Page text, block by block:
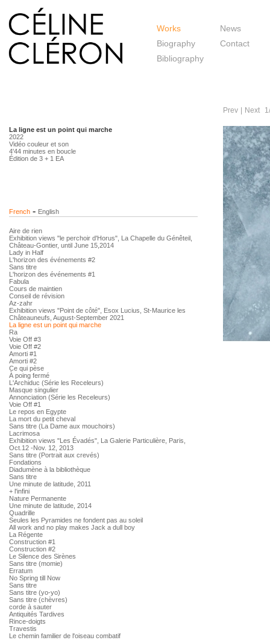
Works
News
Biography
Contact
Bibliography
La ligne est un point qui marche
2022
Vidéo couleur et son
4'44 minutes en boucle
Édition de 3 + 1 EA
French - English
Aire de rien
Exhibition views "le perchoir d'Horus", La Chapelle du Génêteil,
Château-Gontier, until June 15,2014
Lady in Half
L'horizon des événements #2
Sans titre
L'horizon des événements #1
Fabula
Cours de maintien
Conseil de révision
Az-zahr
Exhibition views "Point de côté", Esox Lucius, St-Maurice les
Châteauneufs, August-September 2021
La ligne est un point qui marche
Ra
Voie Off #3
Voie Off #2
Amorti #1
Amorti #2
Ce qui pèse
À poing fermé
L'Archiduc (Série les Receleurs)
Masque singulier
Annonciation (Série les Receleurs)
Voie Off #1
Le repos en Egypte
La mort du petit cheval
Sans titre (La Dame aux mouchoirs)
Lacrimosa
Exhibition views "Les Évadés", La Galerie Particulière, Paris,
Oct.12 -Nov. 12, 2013
Sans titre (Portrait aux crevés)
Fondations
Diadumène à la bibliothèque
Sans titre
Une minute de latitude, 2011
+ l'infini
Nature Permanente
Une minute de latitude, 2014
Quadrille
Seules les Pyramides ne fondent pas au soleil
All work and no play makes Jack a dull boy
La Régente
Construction #1
Construction #2
Le Silence des Sirènes
Sans titre (momie)
Erratum
No Spring till Now
Sans titre
Sans titre (yo-yo)
Sans titre (chèvres)
corde à sauter
Antiquités Tardives
Rince-doigts
Travestis
Le chemin familier de l'oiseau combatif
Prev Next